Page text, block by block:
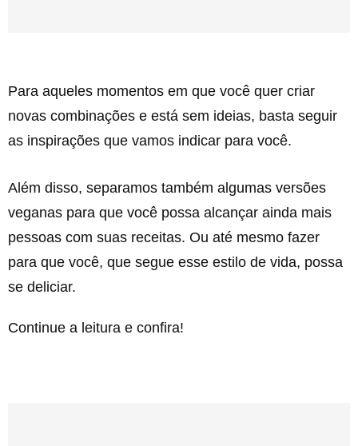
Para aqueles momentos em que você quer criar
novas combinações e está sem ideias, basta seguir
as inspirações que vamos indicar para você.
Além disso, separamos também algumas versões
veganas para que você possa alcançar ainda mais
pessoas com suas receitas. Ou até mesmo fazer
para que você, que segue esse estilo de vida, possa
se deliciar.
Continue a leitura e confira!